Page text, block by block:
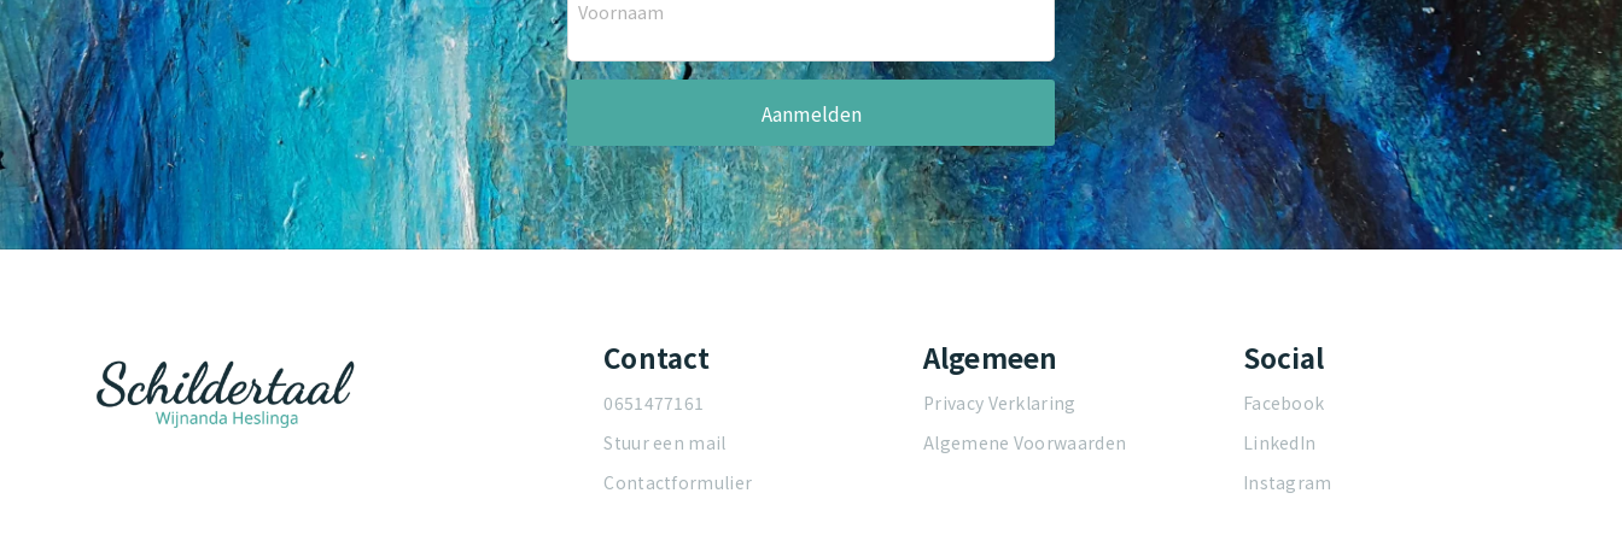
Voornaam
Contact
0651477161
Stuur een mail
Contactformulier
Algemeen
Privacy Verklaring
Algemene Voorwaarden
Social
Facebook
LinkedIn
Instagram